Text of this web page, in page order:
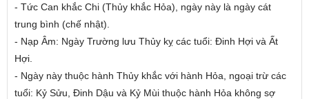
- Tức Can khắc Chi (Thủy khắc Hỏa), ngày này là ngày cát
trung bình (chế nhật).
- Nạp Âm: Ngày Trường lưu Thủy kỵ các tuổi: Đinh Hợi và Ất
Hợi.
- Ngày này thuộc hành Thủy khắc với hành Hỏa, ngoại trừ các
tuổi: Kỷ Sửu, Đinh Dậu và Kỷ Mùi thuộc hành Hỏa không sợ